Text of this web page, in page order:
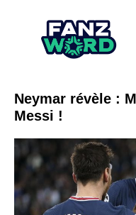
Neymar révèle :
Messi !